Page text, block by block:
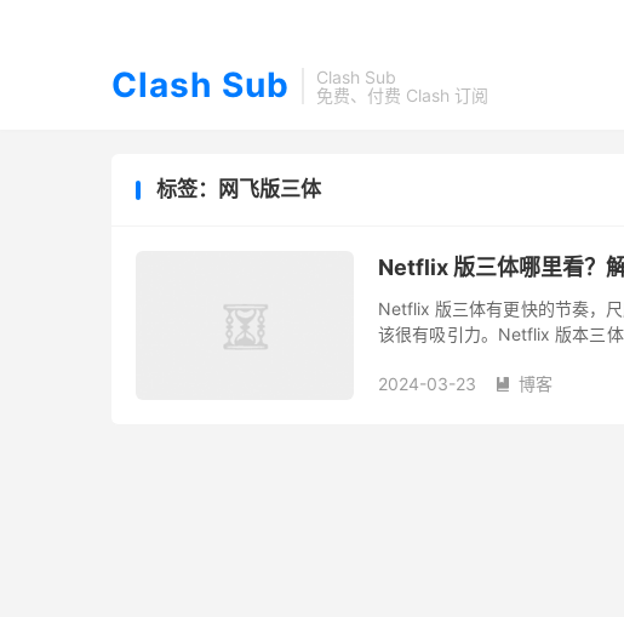
Clash Sub
Clash Sub
免费、付费 Clash 订阅
标签：网飞版三体
Netflix 版三体哪里看？
Netflix 版三体有更快的节奏，
该很有吸引力。Netflix 版本三
2024-03-23  博客